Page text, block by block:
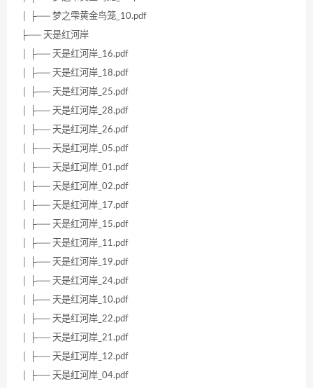
│ ├── 梦之雫黄金鸟笼_10.pdf
├── 天是红河岸
│ ├── 天是红河岸_16.pdf
│ ├── 天是红河岸_18.pdf
│ ├── 天是红河岸_25.pdf
│ ├── 天是红河岸_28.pdf
│ ├── 天是红河岸_26.pdf
│ ├── 天是红河岸_05.pdf
│ ├── 天是红河岸_01.pdf
│ ├── 天是红河岸_02.pdf
│ ├── 天是红河岸_17.pdf
│ ├── 天是红河岸_15.pdf
│ ├── 天是红河岸_11.pdf
│ ├── 天是红河岸_19.pdf
│ ├── 天是红河岸_24.pdf
│ ├── 天是红河岸_10.pdf
│ ├── 天是红河岸_22.pdf
│ ├── 天是红河岸_21.pdf
│ ├── 天是红河岸_12.pdf
│ ├── 天是红河岸_04.pdf